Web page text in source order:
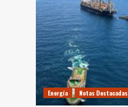
Energía Notas Destacadas